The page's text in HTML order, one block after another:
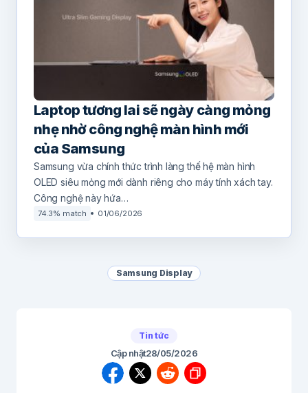
Laptop tương lai sẽ ngày càng mỏng
nhẹ nhờ công nghệ màn hình mới
của Samsung
Samsung vừa chính thức trình làng thế hệ màn hình
OLED siêu mỏng mới dành riêng cho máy tính xách tay.
Công nghệ này hứa…
74.3% match 01/06/2026
Samsung Display
Tin tức
Cập nhật28/05/2026